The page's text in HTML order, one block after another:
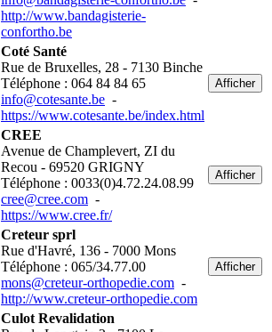
http://www.bandagisterie-
confortho.be
Coté Santé
Rue de Bruxelles, 28 - 7130 Binche
Téléphone : 064 84 84 65
info@cotesante.be -
https://www.cotesante.be/index.html
Afficher
CREE
Avenue de Champlevert, ZI du
Recou - 69520 GRIGNY
Téléphone : 0033(0)4.72.24.08.99
cree@cree.com -
https://www.cree.fr/
Afficher
Creteur sprl
Rue d'Havré, 136 - 7000 Mons
Téléphone : 065/34.77.00
mons@creteur-orthopedie.com -
http://www.creteur-orthopedie.com
Afficher
Culot Revalidation